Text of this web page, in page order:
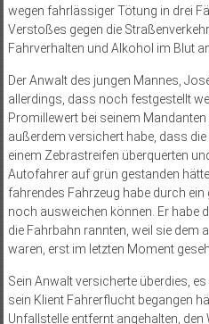
wegen fahrlässiger Tötung in drei
Verstoßes gegen die
Fahrverhalten und Alkohol im Blut
Der Anwalt des jungen Mannes,
allerdings, dass noch festgestellt
Promillewert bei seinem
außerdem versichert habe, dass
einem Zebrastreifen überquerten
Autofahrer auf grün gestanden
fahrendes Fahrzeug habe durch
noch ausweichen können. Er habe
die Fahrbahn rannten, weil sie dem
waren, erst im letzten Moment
Sein Anwalt versicherte überdies,
sein Klient Fahrerflucht begangen
Unfallstelle entfernt angehalten,